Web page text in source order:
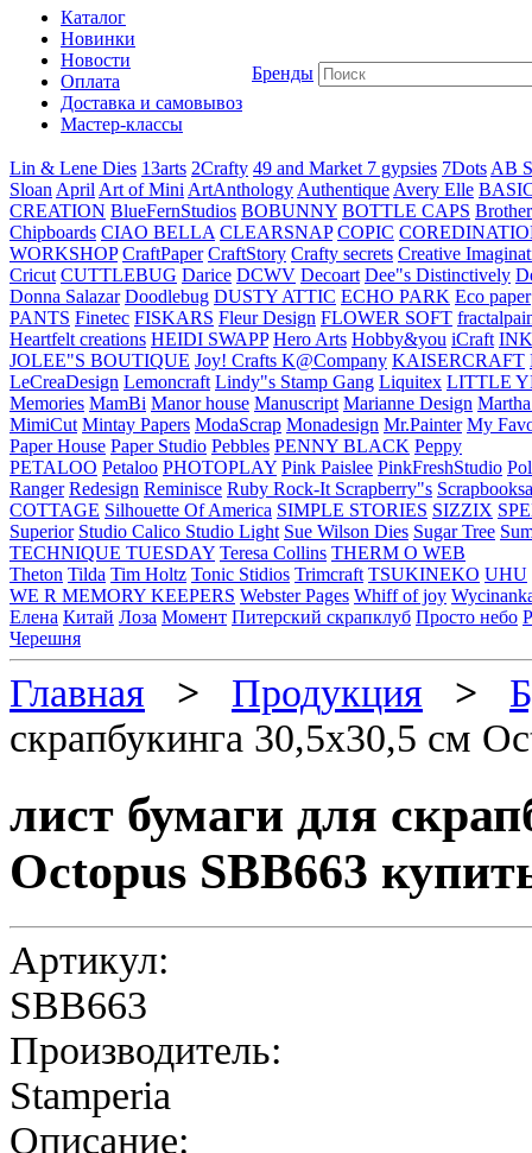
Каталог
Новинки
Новости
Оплата
Доставка и самовывоз
Мастер-классы
Бренды
Lin & Lene Dies 13arts 2Crafty 49 and Market 7 gypsies 7Dots AB
Sloan April Art of Mini ArtAnthology Authentique Avery Elle
CREATION BlueFernStudios BOBUNNY BOTTLE CAPS Brother
Chipboards CIAO BELLA CLEARSNAP COPIC
WORKSHOP CraftPaper CraftStory Crafty secrets Creative
Cricut CUTTLEBUG Darice DCWV Decoart Dee"s Distinctively
Donna Salazar Doodlebug DUSTY ATTIC ECHO PARK Eco paper
PANTS Finetec FISKARS Fleur Design FLOWER SOFT
Heartfelt creations HEIDI SWAPP Hero Arts Hobby&you iCraft
JOLEE"S BOUTIQUE Joy! Crafts K@Company KAISERCRAFT
LeCreaDesign Lemoncraft Lindy"s Stamp Gang Liquitex LITTLE
Memories MamBi Manor house Manuscript Marianne Design
MimiCut Mintay Papers ModaScrap Monadesign Mr.Painter My
Paper House Paper Studio Pebbles PENNY BLACK Peppy
PETALOO Petaloo PHOTOPLAY Pink Paislee PinkFreshStudio
Ranger Redesign Reminisce Ruby Rock-It Scrapberry"s
COTTAGE Silhouette Of America SIMPLE STORIES SIZZIX
Superior Studio Calico Studio Light Sue Wilson Dies Sugar Tree
TECHNIQUE TUESDAY Teresa Collins THERM O WEB
Theton Tilda Tim Holtz Tonic Stidios Trimcraft TSUKINEKO UHU
WE R MEMORY KEEPERS Webster Pages Whiff of joy
Елена Китай Лоза Момент Питерский скрапклуб Просто небо
Черешня
Главная > Продукция >
скрапбукинга 30,5х30,5 см
лист бумаги для
Octopus SBB663
Артикул:
SBB663
Производитель:
Stamperia
Описание: